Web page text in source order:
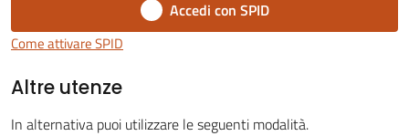
on-
Tutti
Accedi con SPID
Come attivare SPID
Altre utenze
In alternativa puoi utilizzare le seguenti modalità.